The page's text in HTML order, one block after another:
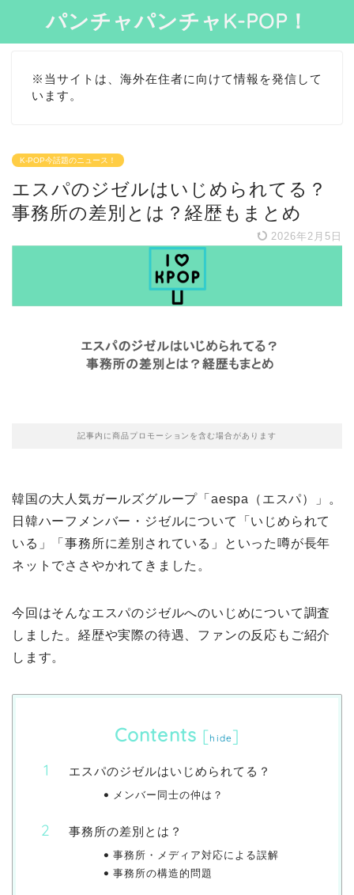
パンチャパンチャK-POP！
※当サイトは、海外在住者に向けて情報を発信して
います。
K-POP今話題のニュース！
エスパのジゼルはいじめられてる？
事務所の差別とは？経歴もまとめ
2026年2月5日
記事内に商品プロモーションを含む場合があります
韓国の大人気ガールズグループ「aespa（エスパ）」。
日韓ハーフメンバー・ジゼルについて「いじめられて
いる」「事務所に差別されている」といった噂が長年
ネットでささやかれてきました。
今回はそんなエスパのジゼルへのいじめについて調査
しました。経歴や実際の待遇、ファンの反応もご紹介
します。
Contents [hide]
エスパのジゼルはいじめられてる？
メンバー同士の仲は？
事務所の差別とは？
事務所・メディア対応による誤解
事務所の構造的問題